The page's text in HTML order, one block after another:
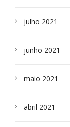
julho 2021
junho 2021
maio 2021
abril 2021